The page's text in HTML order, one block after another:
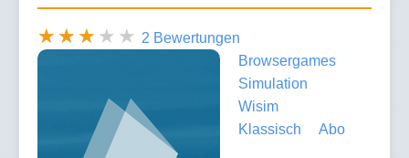
2 Bewertungen
Browsergames
Simulation
Wisim
Klassisch
Abo